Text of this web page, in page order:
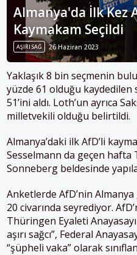
Almanya'da İlk Kez
Kaymakam Seçildi
AŞIRI SAĞ 26 Haziran 2023
Yaklaşık 8 bin seçmenin
yüzde 61 olduğu kaydedilen
51’ini aldı. Loth’un ayrıca
milletvekili olduğu belirtildi.
Almanya’daki ilk AfD’li
Sesselmann da geçen
Sonneberg beldesinde
Anketlerde AfD’nin
20 civarında seyrediyor.
Thüringen Eyaleti
aşırı sağcı”, Federal
“şüpheli vaka” olarak